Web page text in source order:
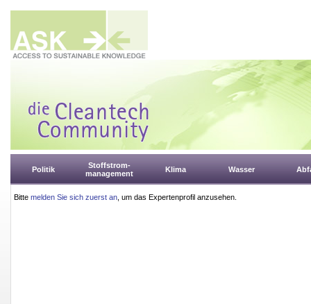
Politik
Stoffstrom-
management
Klima Wasser
Bitte melden Sie sich zuerst an , um das Expertenprofil anzusehen.